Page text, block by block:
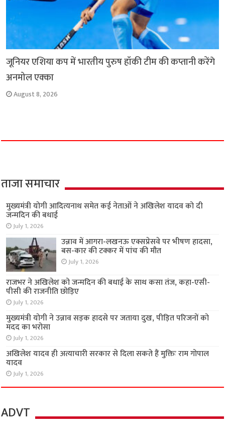
जूनियर एशिया कप में भारतीय पुरुष हॉकी टीम की कप्तानी करेंगे
अनमोल एक्का
August 8, 2026
ताजा समाचार
मुख्यमंत्री योगी आदित्यनाथ समेत कई नेताओं ने अखिलेश यादव को दी
जन्मदिन की बधाई
July 1, 2026
उन्नाव में आगरा-लखनऊ एक्सप्रेसवे पर भीषण हादसा,
बस-कार की टक्कर में पांच की मौत
July 1, 2026
राजभर ने अखिलेश को जन्मदिन की बधाई के साथ कसा तंज, कहा-एसी-
पीसी की राजनीति छोड़िए
July 1, 2026
मुख्यमंत्री योगी ने उन्नाव सड़क हादसे पर जताया दुख, पीड़ित परिजनों को
मदद का भरोसा
July 1, 2026
अखिलेश यादव ही अत्याचारी सरकार से दिला सकते हैं मुक्तिः राम गोपाल
यादव
July 1, 2026
ADVT